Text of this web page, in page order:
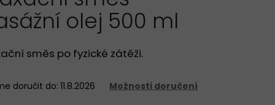
olej 500 ml
směs po fyzické zátěži.
doručit do: 11.8.2026 Možnosti doručení